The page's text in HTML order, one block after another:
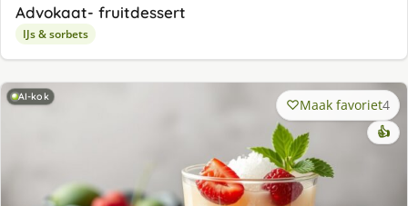
Advokaat- fruitdessert
IJs & sorbets
AI-kok Maak favoriet4
👍